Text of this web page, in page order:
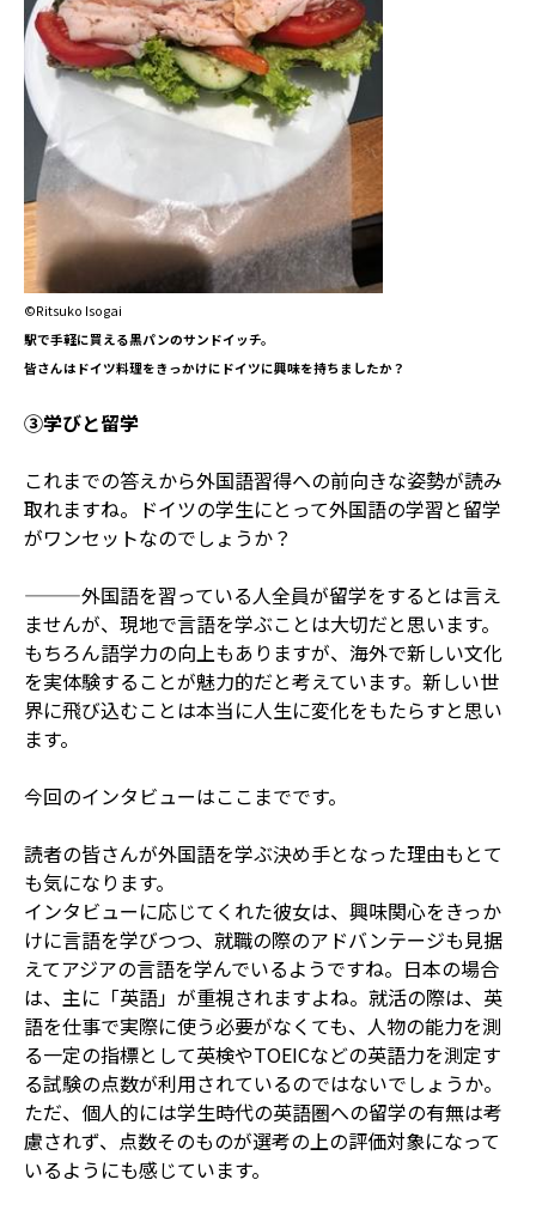
©Ritsuko Isogai
駅で手軽に買える黒パンのサンドイッチ。
皆さんはドイツ料理をきっかけにドイツに興味を持ちましたか？
③学びと留学
これまでの答えから外国語習得への前向きな姿勢が読み
取れますね。ドイツの学生にとって外国語の学習と留学
がワンセットなのでしょうか？
———外国語を習っている人全員が留学をするとは言え
ませんが、現地で言語を学ぶことは大切だと思います。
もちろん語学力の向上もありますが、海外で新しい文化
を実体験することが魅力的だと考えています。新しい世
界に飛び込むことは本当に人生に変化をもたらすと思い
ます。
今回のインタビューはここまでです。
読者の皆さんが外国語を学ぶ決め手となった理由もとて
も気になります。
インタビューに応じてくれた彼女は、興味関心をきっか
けに言語を学びつつ、就職の際のアドバンテージも見据
えてアジアの言語を学んでいるようですね。日本の場合
は、主に「英語」が重視されますよね。就活の際は、英
語を仕事で実際に使う必要がなくても、人物の能力を測
る一定の指標として英検やTOEICなどの英語力を測定す
る試験の点数が利用されているのではないでしょうか。
ただ、個人的には学生時代の英語圏への留学の有無は考
慮されず、点数そのものが選考の上の評価対象になって
いるようにも感じています。